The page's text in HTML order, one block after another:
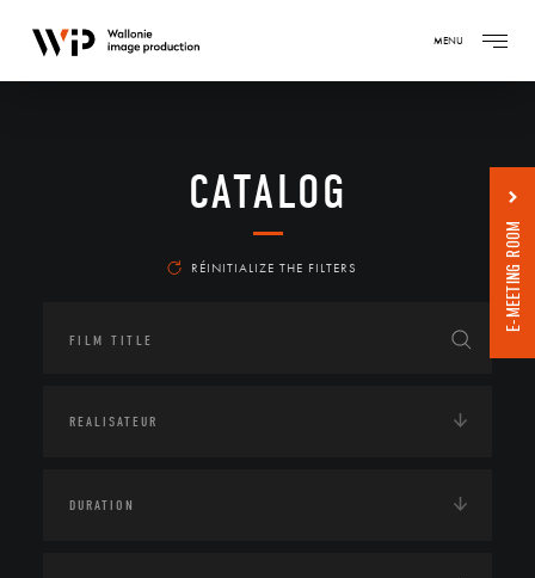
MENU
CATALOG
RÉINITIALIZE THE FILTERS E-MEETING ROOM